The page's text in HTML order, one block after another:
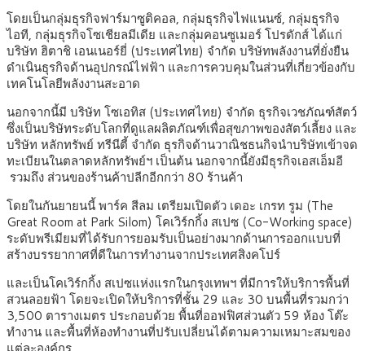
โดยเป็นกลุ่มธุรกิจฟาร์มาซูติคอล, กลุ่มธุรกิจไฟแนนซ์, กลุ่มธุรกิจ
ไอที, กลุ่มธุรกิจโซเชียลมีเดีย และกลุ่มคอนซูเมอร์ โปรดักส์ ได้แก่
บริษัท ฮิตาชิ เอนเนอร์ยี่ (ประเทศไทย) จำกัด บริษัทพลังงานที่ยั่งยืน
ดำเนินธุรกิจด้านอุปกรณ์ไฟฟ้า และการควบคุมในส่วนที่เกี่ยวข้องกับ
เทคโนโลยีพลังงานสะอาด
นอกจากนี้มี บริษัท โซเอทิส (ประเทศไทย) จำกัด ธุรกิจเวชภัณฑ์สัตว์
ซึ่งเป็นบริษัทระดับโลกที่ดูแลผลิตภัณฑ์เพื่อสุขภาพของสัตว์เลี้ยง และ
บริษัท หลักทรัพย์ ทรีนีตี้ จำกัด ธุรกิจด้านวาณิชธนกิจนำบริษัทเข้าจด
ทะเบียนในตลาดหลักทรัพย์ฯ เป็นต้น นอกจากนี้ยังมีธุรกิจเอสเอ็มอี
รวมถึง ส่วนของร้านค้าปลีกอีกกว่า 80 ร้านค้า
โดยในกันยายนนี้ พาร์ค สีลม เตรียมเปิดตัว เดอะ เกรท รูม (The
Great Room at Park Silom) โคเวิร์กกิ้ง สเปซ (Co-Working space)
ระดับพรีเมียมที่ได้รับการยอมรับเป็นอย่างมากด้านการออกแบบที่
สร้างบรรยากาศที่ดีในการทำงานจากประเทศสิงคโปร์​
และเป็นโคเวิร์กกิ้ง สเปซแห่งแรกในกรุงเทพฯ ที่มีการให้บริการพื้นที่
สวนลอยฟ้า โดยจะเปิดให้บริการที่ชั้น 29 และ 30 บนพื้นที่รวมกว่า
3,500 ตารางเมตร ประกอบด้วย พื้นที่ออฟฟิศส่วนตัว 59 ห้อง โต๊ะ
ทำงาน และพื้นที่ห้องทำงานที่ปรับเปลี่ยนได้ตามความเหมาะสมของ